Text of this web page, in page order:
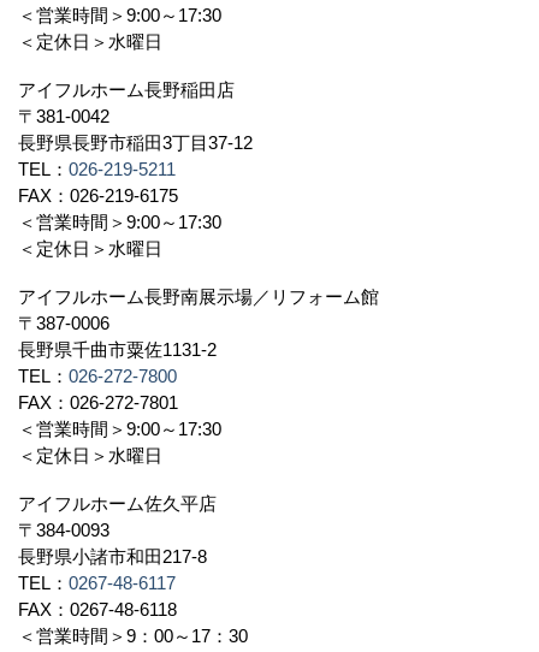
＜営業時間＞9:00～17:30
＜定休日＞水曜日
アイフルホーム長野稲田店
〒381-0042
長野県長野市稲田3丁目37-12
TEL： 026-219-5211
FAX：026-219-6175
＜営業時間＞9:00～17:30
＜定休日＞水曜日
アイフルホーム長野南展示場／リフォーム館
〒387-0006
長野県千曲市粟佐1131-2
TEL： 026-272-7800
FAX：026-272-7801
＜営業時間＞9:00～17:30
＜定休日＞水曜日
アイフルホーム佐久平店
〒384-0093
長野県小諸市和田217-8
TEL： 0267-48-6117
FAX：0267-48-6118
＜営業時間＞9：00～17：30